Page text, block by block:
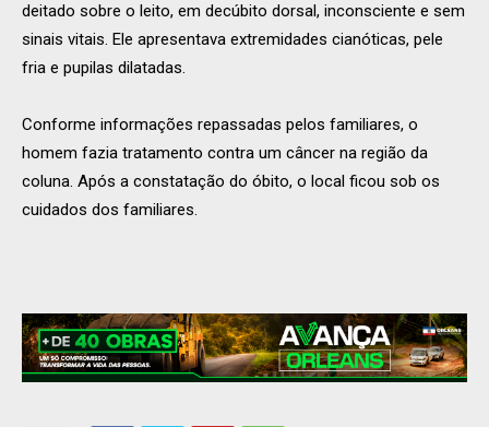
deitado sobre o leito, em decúbito dorsal, inconsciente e sem
sinais vitais. Ele apresentava extremidades cianóticas, pele
fria e pupilas dilatadas.
Conforme informações repassadas pelos familiares, o
homem fazia tratamento contra um câncer na região da
coluna. Após a constatação do óbito, o local ficou sob os
cuidados dos familiares.